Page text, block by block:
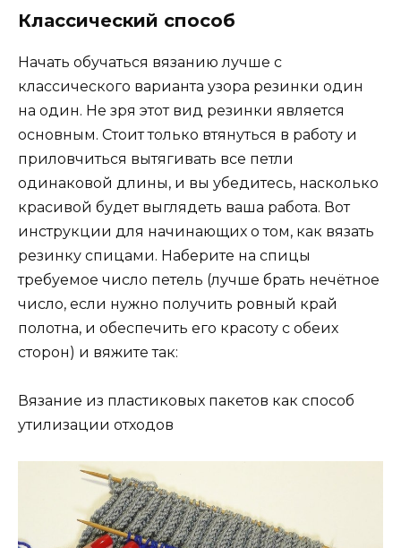
Классический способ
Начать обучаться вязанию лучше с
классического варианта узора резинки один
на один. Не зря этот вид резинки является
основным. Стоит только втянуться в работу и
приловчиться вытягивать все петли
одинаковой длины, и вы убедитесь, насколько
красивой будет выглядеть ваша работа. Вот
инструкции для начинающих о том, как вязать
резинку спицами. Наберите на спицы
требуемое число петель (лучше брать нечётное
число, если нужно получить ровный край
полотна, и обеспечить его красоту с обеих
сторон) и вяжите так:
Вязание из пластиковых пакетов как способ
утилизации отходов